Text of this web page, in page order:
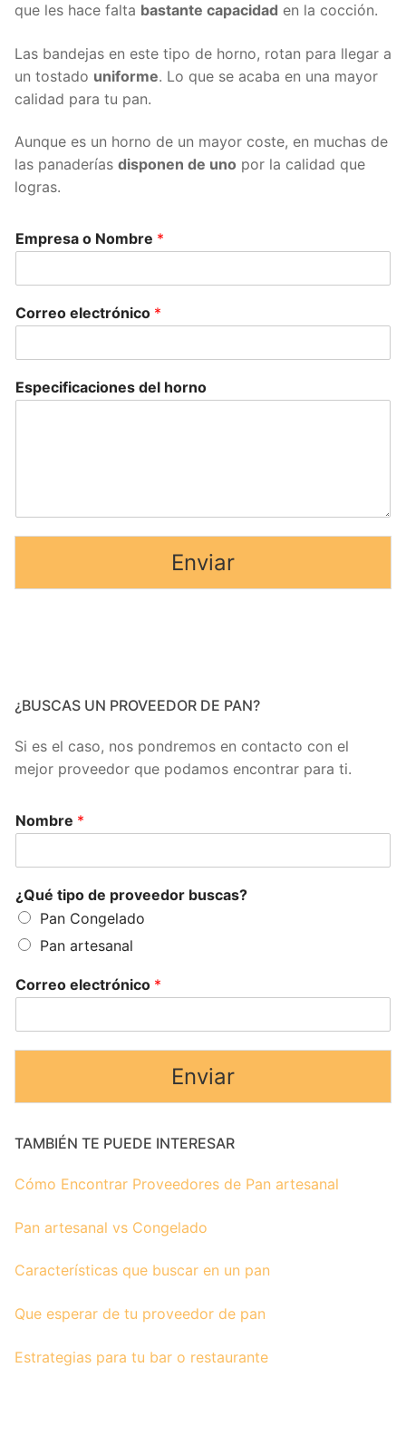
que les hace falta bastante capacidad en la cocción.
Las bandejas en este tipo de horno, rotan para llegar a
un tostado uniforme. Lo que se acaba en una mayor
calidad para tu pan.
Aunque es un horno de un mayor coste, en muchas de
las panaderías disponen de uno por la calidad que
logras.
Empresa o Nombre *
Correo electrónico *
Especificaciones del horno
Enviar
¿BUSCAS UN PROVEEDOR DE PAN?
Si es el caso, nos pondremos en contacto con el
mejor proveedor que podamos encontrar para ti.
Nombre *
¿Qué tipo de proveedor buscas?
Pan Congelado
Pan artesanal
Correo electrónico *
Enviar
TAMBIÉN TE PUEDE INTERESAR
Cómo Encontrar Proveedores de Pan artesanal
Pan artesanal vs Congelado
Características que buscar en un pan
Que esperar de tu proveedor de pan
Estrategias para tu bar o restaurante